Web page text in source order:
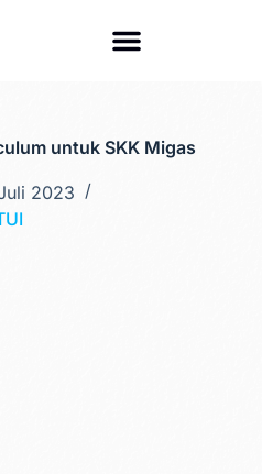
untuk SKK Migas
2023